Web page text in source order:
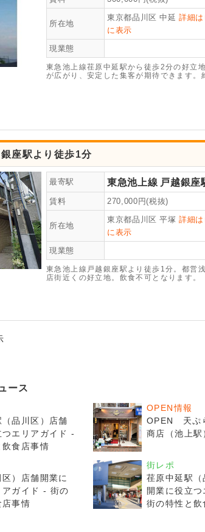
所在地
東京都品川区 中延 詳細
に表示
現業態
東急池上線荏原中延駅から徒歩2分の好立
が広がり、安定した集客が期待できます
座駅より徒歩1分
最寄駅 東急池上線 戸越銀座
賃料 270,000 円(税抜)
所在地
東京都品川区 平塚 詳細
に表示
現業態
東急池上線戸越銀座駅より徒歩1分。都営
店街近くの好立地。飲食不可となります。
ース
（品川区）店舗
つエリアガイド -
食店事情
OPEN情報
OPEN 天ぷ
商店（池上駅
）店舗開業に
アガイド - 街の
事情
街レポ
荏原中延駅（
開業に役立
街の特性と飲